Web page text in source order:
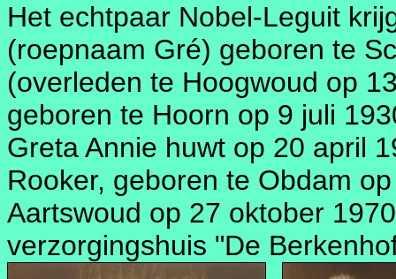
Het echtpaar Nobel-Leguit
(roepnaam Gré) geboren te
(overleden te Hoogwoud op
geboren te Hoorn op 9 juli
Greta Annie huwt op 20 april
Rooker, geboren te Obdam
Aartswoud op 27 oktober
verzorgingshuis "De